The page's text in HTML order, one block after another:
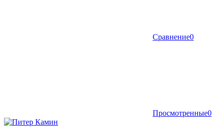
Сравнение0
Просмотренные0